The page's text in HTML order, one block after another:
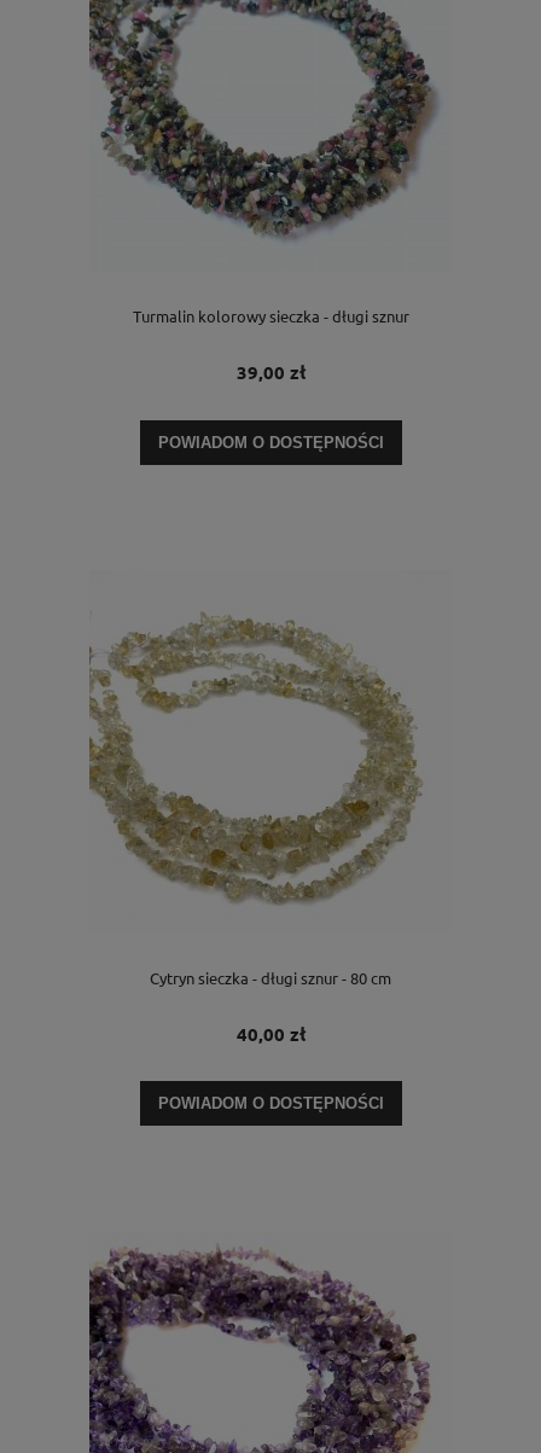
Turmalin kolorowy sieczka - długi sznur
39,00 zł
POWIADOM O DOSTĘPNOŚCI
Cytryn sieczka - długi sznur - 80 cm
40,00 zł
POWIADOM O DOSTĘPNOŚCI